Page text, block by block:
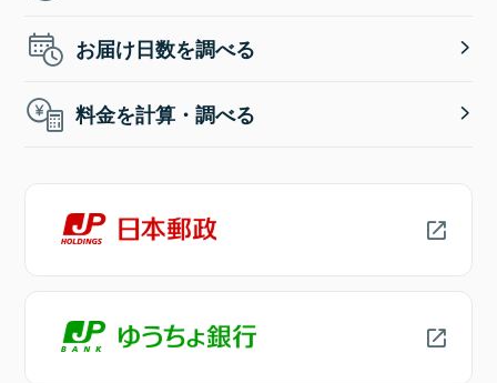
お届け日数を調べる
料金を計算・調べる